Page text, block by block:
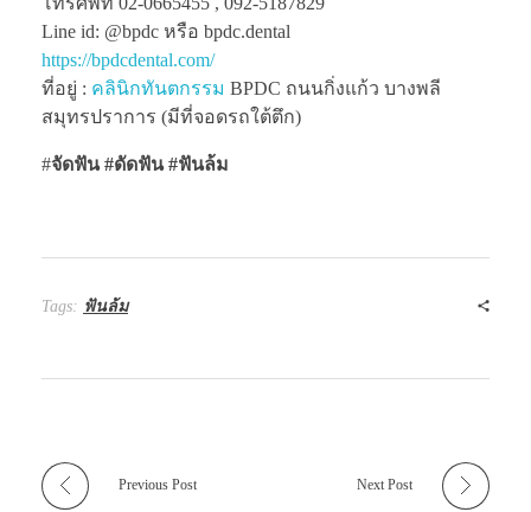
Line id: @bpdc หรือ bpdc.dental
https://bpdcdental.com/
ที่อยู่ : คลินิกทันตกรรม BPDC ถนนกิ่งแก้ว บางพลี
สมุทรปราการ (มีที่จอดรถใต้ตึก)
#จัดฟัน #ดัดฟัน #ฟันล้ม
Tags: ฟันล้ม
Previous Post Next Post